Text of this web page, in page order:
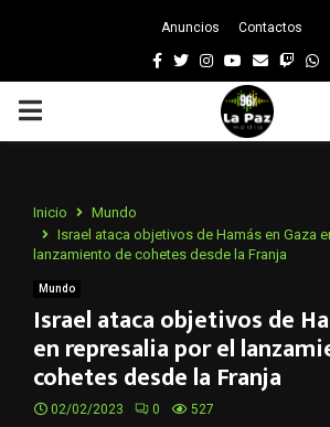
Anuncios Contactos
Facebook
TwitterInstagram
Youtube
Email
PRIMARY
Inicio
Mundo
Israel ataca objetivos de Hamás en Gaza
lanzamiento de cohetes desde la Franja
Mundo
Israel ataca objetivos de
en represalia por el
cohetes desde la Franja
02/02/2023 0 527